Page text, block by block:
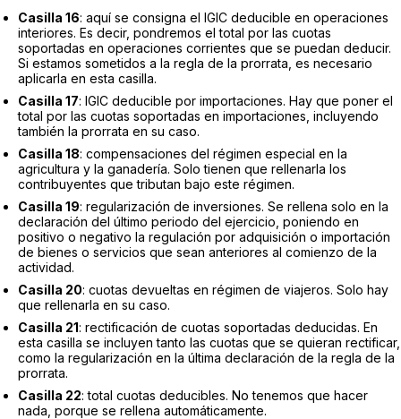
Casilla 16: aquí se consigna el IGIC deducible en operaciones
interiores. Es decir, pondremos el total por las cuotas
soportadas en operaciones corrientes que se puedan deducir.
Si estamos sometidos a la regla de la prorrata, es necesario
aplicarla en esta casilla.
Casilla 17: IGIC deducible por importaciones. Hay que poner el
total por las cuotas soportadas en importaciones, incluyendo
también la prorrata en su caso.
Casilla 18: compensaciones del régimen especial en la
agricultura y la ganadería. Solo tienen que rellenarla los
contribuyentes que tributan bajo este régimen.
Casilla 19: regularización de inversiones. Se rellena solo en la
declaración del último periodo del ejercicio, poniendo en
positivo o negativo la regulación por adquisición o importación
de bienes o servicios que sean anteriores al comienzo de la
actividad.
Casilla 20: cuotas devueltas en régimen de viajeros. Solo hay
que rellenarla en su caso.
Casilla 21: rectificación de cuotas soportadas deducidas. En
esta casilla se incluyen tanto las cuotas que se quieran rectificar,
como la regularización en la última declaración de la regla de la
prorrata.
Casilla 22: total cuotas deducibles. No tenemos que hacer
nada, porque se rellena automáticamente.